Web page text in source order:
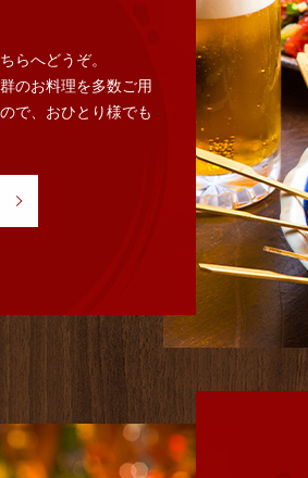
らへどうぞ。
のお料理を多数ご用
で、おひとり様でも